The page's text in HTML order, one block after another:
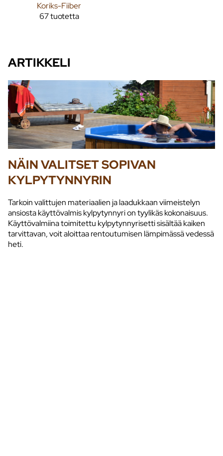
Koriks-Fiiber
67 tuotetta
ARTIKKELI
NÄIN VALITSET SOPIVAN
KYLPYTYNNYRIN
Tarkoin valittujen materiaalien ja laadukkaan viimeistelyn
ansiosta käyttövalmis kylpytynnyri on tyylikäs kokonaisuus.
Käyttövalmiina toimitettu kylpytynnyrisetti sisältää kaiken
tarvittavan, voit aloittaa rentoutumisen lämpimässä vedessä
heti.